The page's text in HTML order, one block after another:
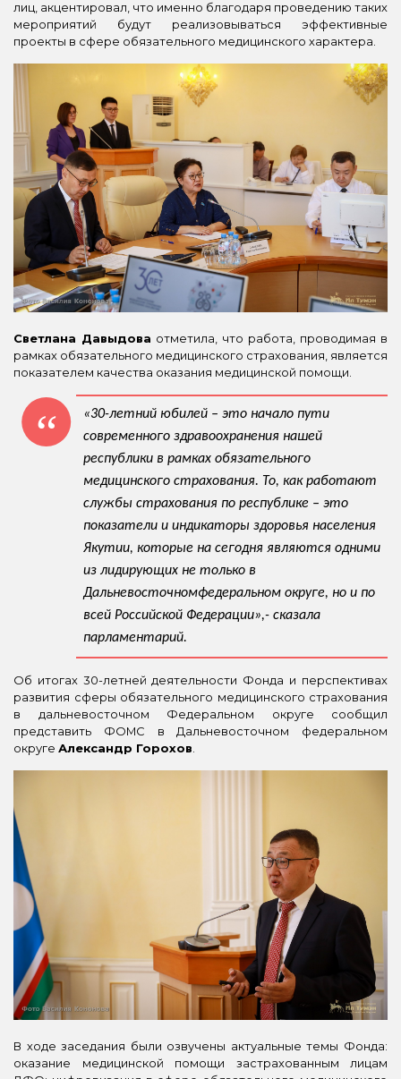
лиц, акцентировал, что именно благодаря проведению таких
мероприятий будут реализовываться эффективные
проекты в сфере обязательного медицинского характера.
Светлана Давыдова отметила, что работа, проводимая в
рамках обязательного медицинского страхования, является
показателем качества оказания медицинской помощи.
«30-летний юбилей – это начало пути
современного здравоохранения нашей
республики в рамках обязательного
медицинского страхования. То, как работают
службы страхования по республике – это
показатели и индикаторы здоровья населения
Якутии, которые на сегодня являются одними
из лидирующих не только в
Дальневосточномфедеральном округе, но и по
всей Российской Федерации»,- сказала
парламентарий.
Об итогах 30-летней деятельности Фонда и перспективах
развития сферы обязательного медицинского страхования
в дальневосточном Федеральном округе сообщил
представить ФОМС в Дальневосточном федеральном
округе Александр Горохов.
В ходе заседания были озвучены актуальные темы Фонда:
оказание медицинской помощи застрахованным лицам